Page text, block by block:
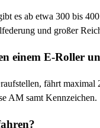
es ab etwa 300 bis
und großer
einem E-Roller
fährt
AM samt Kennzeichen.